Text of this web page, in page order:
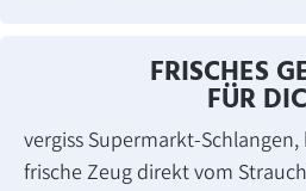
FRISCHES
FÜR
vergiss Supermarkt-
frische Zeug direkt vom